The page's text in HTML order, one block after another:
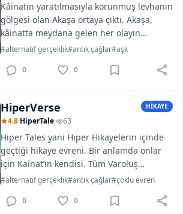
Kâinatın yaratılmasıyla korunmuş levhanın
gölgesi olan Akaşa ortaya çıktı. Akaşa,
kâinatta meydana gelen her olayın
kaydının tutulduğu akışkan bir cevherdi.
benzediğini bilmezdi....
#alternatif gerçeklik#antik çağlar#aşk
0
0
HiperVerse HİKAYE
4.8·HiperTale· 63
Hiper Tales yani Hiper Hikayelerin içinde
geçtiği hikaye evreni. Bir anlamda onlar
için Kainat’ın kendisi. Tüm Varoluş
düzlemlerini kapsayan, baş döndürücü bir
muhtemelen yüzlerce hikayeye ve birkaç
#alternatif gerçeklik#antik çağlar#çoklu evren
0
0